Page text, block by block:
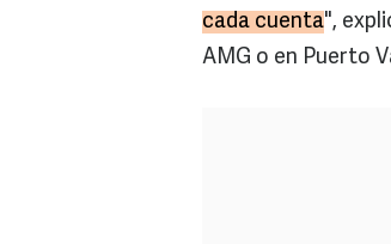
cada cuenta",
AMG o en Puerto